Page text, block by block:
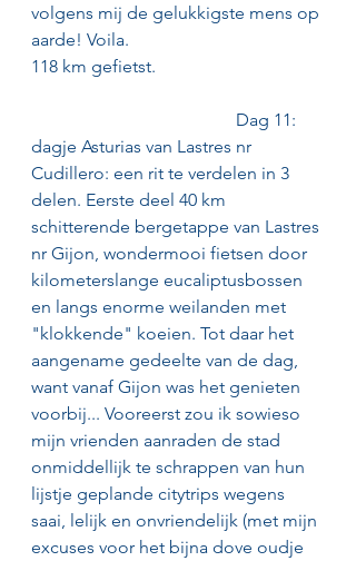
volgens mij de gelukkigste mens op
aarde! Voila.
118 km gefietst.
                                              Dag 11:
dagje Asturias van Lastres nr
Cudillero: een rit te verdelen in 3
delen. Eerste deel 40 km
schitterende bergetappe van Lastres
nr Gijon, wondermooi fietsen door
kilometerslange eucaliptusbossen
en langs enorme weilanden met
"klokkende" koeien. Tot daar het
aangename gedeelte van de dag,
want vanaf Gijon was het genieten
voorbij... Vooreerst zou ik sowieso
mijn vrienden aanraden de stad
onmiddellijk te schrappen van hun
lijstje geplande citytrips wegens
saai, lelijk en onvriendelijk (met mijn
excuses voor het bijna dove oudje